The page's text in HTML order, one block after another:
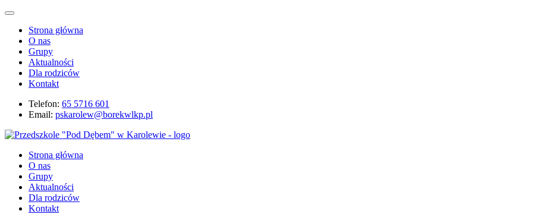
Strona główna
O nas
Grupy
Aktualności
Dla rodziców
Kontakt
Telefon: 65 5716 601
Email: pskarolew@borekwlkp.pl
Strona główna
O nas
Grupy
Aktualności
Dla rodziców
Kontakt